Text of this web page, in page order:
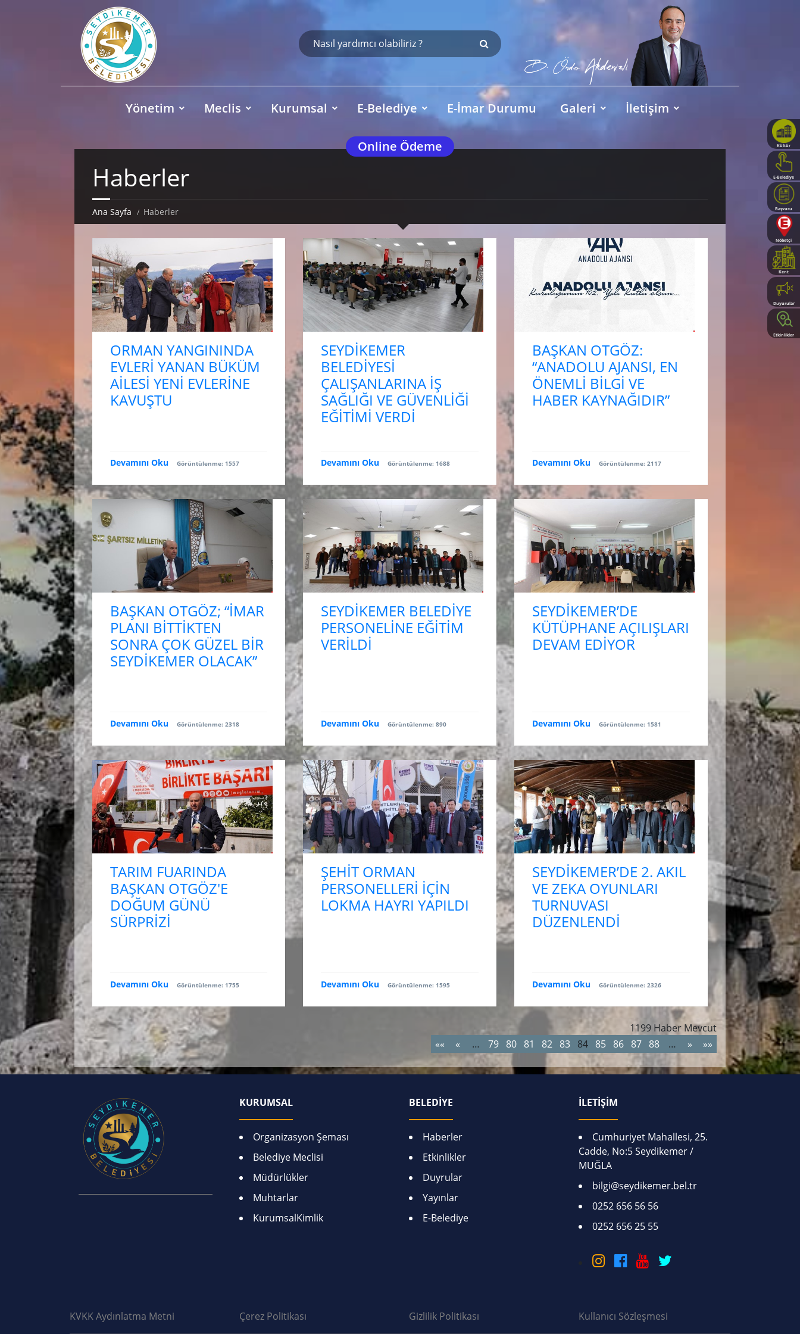
Yönetim Meclis Kurumsal E-Belediye E-İmar Durumu Galeri İletişim
Online Ödeme
Kültür
Haritası
E-Belediye
Başvuru
Rehberi
Nöbetçi
Eczaneler
Kent
Rehberi
Duyurular
Etkinlikler
Haberler
Ana Sayfa Haberler
ORMAN YANGININDA
EVLERİ YANAN BÜKÜM
AİLESİ YENİ EVLERİNE
KAVUŞTU
Devamını Oku Görüntülenme: 1557
SEYDİKEMER
BELEDİYESİ
ÇALIŞANLARINA İŞ
SAĞLIĞI VE GÜVENLİĞİ
EĞİTİMİ VERDİ
Devamını Oku Görüntülenme: 1688
BAŞKAN OTGÖZ:
“ANADOLU AJANSI, EN
ÖNEMLİ BİLGİ VE
HABER KAYNAĞIDIR”
Devamını Oku Görüntülenme: 2117
BAŞKAN OTGÖZ; “İMAR
PLANI BİTTİKTEN
SONRA ÇOK GÜZEL BİR
SEYDİKEMER OLACAK”
Devamını Oku Görüntülenme: 2318
SEYDİKEMER BELEDİYE
PERSONELİNE EĞİTİM
VERİLDİ
Devamını Oku Görüntülenme: 890
SEYDİKEMER’DE
KÜTÜPHANE AÇILIŞLARI
DEVAM EDİYOR
Devamını Oku Görüntülenme: 1581
TARIM FUARINDA
BAŞKAN OTGÖZ'E
DOĞUM GÜNÜ
SÜRPRİZİ
Devamını Oku Görüntülenme: 1755
ŞEHİT ORMAN
PERSONELLERİ İÇİN
LOKMA HAYRI YAPILDI
Devamını Oku Görüntülenme: 1595
SEYDİKEMER’DE 2. AKIL
VE ZEKA OYUNLARI
TURNUVASI
DÜZENLENDİ
Devamını Oku Görüntülenme: 2326
1199 Haber Mevcut
««
« … 79 80 81 82 83 84 85 86 87 88 … » »»
KURUMSAL
Organizasyon Şeması
Belediye Meclisi
Müdürlükler
Muhtarlar
KurumsalKimlik
BELEDİYE
Haberler
Etkinlikler
Duyrular
Yayınlar
E-Belediye
İLETİŞİM
Cumhuriyet Mahallesi, 25.
Cadde, No:5 Seydikemer /
MUĞLA
bilgi@seydikemer.bel.tr
0252 656 56 56
0252 656 25 55
KVKK Aydınlatma Metni Çerez Politikası Gizlilik Politikası Kullanıcı Sözleşmesi